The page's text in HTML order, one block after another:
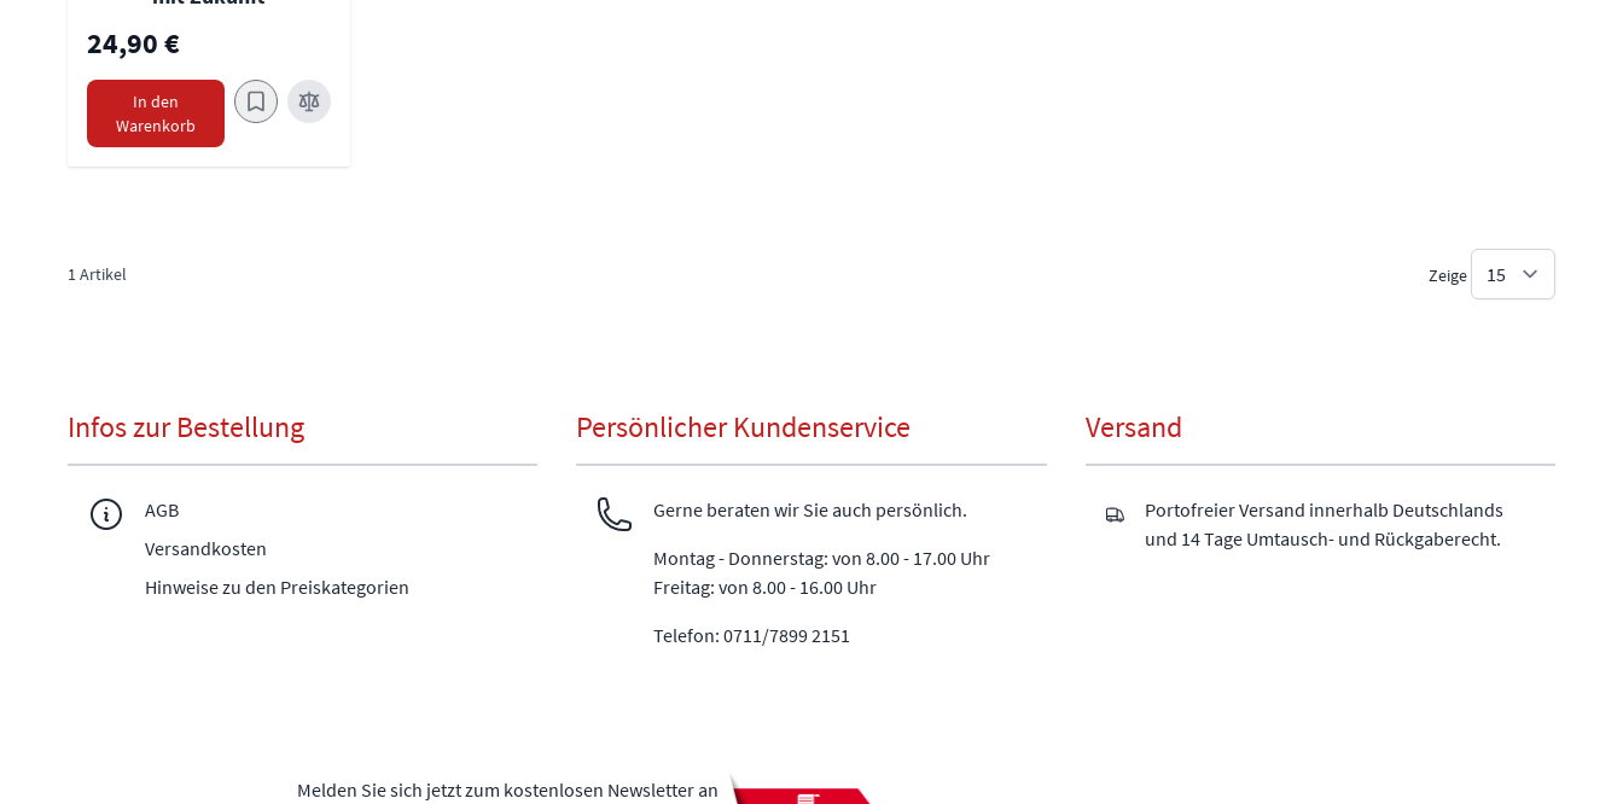
24,90 €
In den
Warenkorb
1Artikel Zeige
Infos zur Bestellung
AGB
Versandkosten
Hinweise zu den Preiskategorien
Persönlicher Kundenservice
Gerne beraten wir Sie auch persönlich.
Montag - Donnerstag: von 8.00 - 17.00 Uhr
Freitag: von 8.00 - 16.00 Uhr
Telefon: 0711/7899 2151
Versand
Portofreier Versand innerhalb Deutschlands
und 14 Tage Umtausch- und Rückgaberecht.
Melden Sie sich jetzt zum kostenlosen Newsletter an